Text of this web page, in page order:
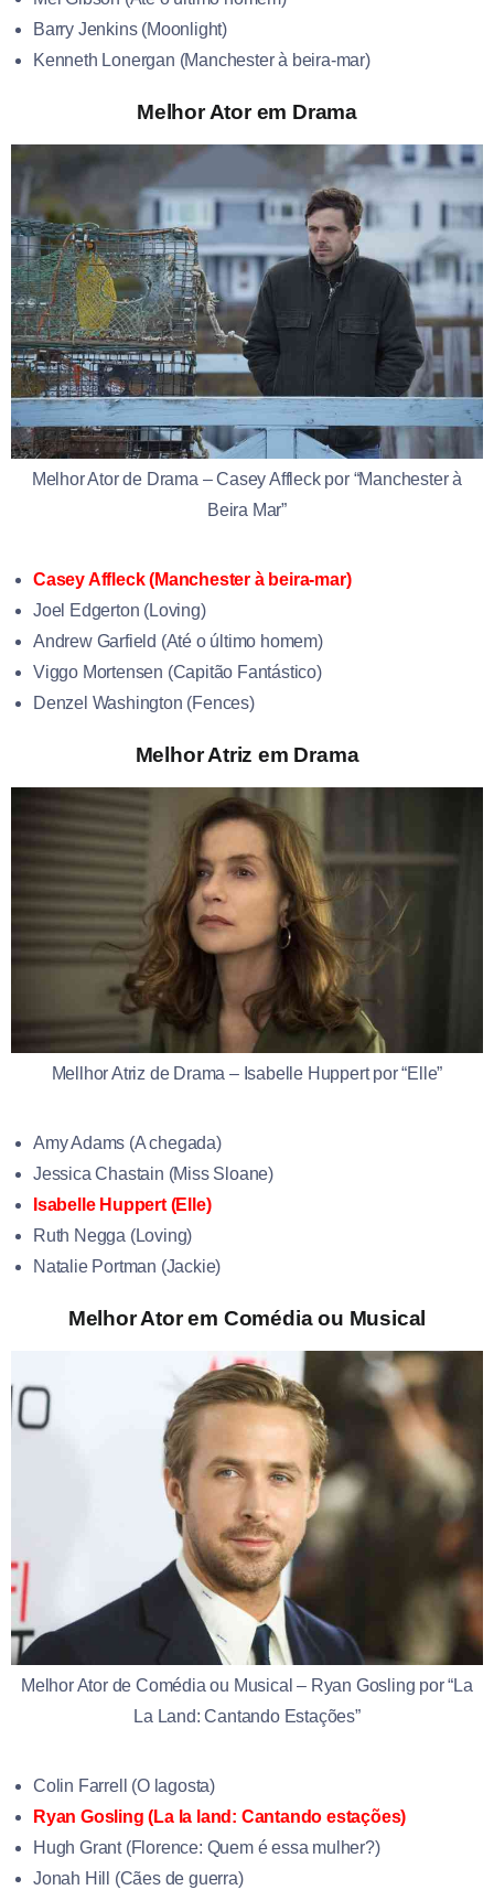
Barry Jenkins (Moonlight)
Kenneth Lonergan (Manchester à beira-mar)
Melhor Ator em Drama
Melhor Ator de Drama – Casey Affleck por “Manchester à
Beira Mar”
Casey Affleck (Manchester à beira-mar)
Joel Edgerton (Loving)
Andrew Garfield (Até o último homem)
Viggo Mortensen (Capitão Fantástico)
Denzel Washington (Fences)
Melhor Atriz em Drama
Mellhor Atriz de Drama – Isabelle Huppert por “Elle”
Amy Adams (A chegada)
Jessica Chastain (Miss Sloane)
Isabelle Huppert (Elle)
Ruth Negga (Loving)
Natalie Portman (Jackie)
Melhor Ator em Comédia ou Musical
Melhor Ator de Comédia ou Musical – Ryan Gosling por “La
La Land: Cantando Estações”
Colin Farrell (O lagosta)
Ryan Gosling (La la land: Cantando estações)
Hugh Grant (Florence: Quem é essa mulher?)
Jonah Hill (Cães de guerra)